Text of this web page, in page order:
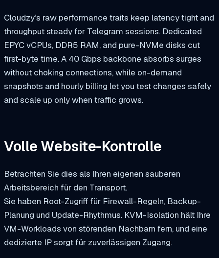
Cloudzy’s raw performance traits keep latency tight and
throughput steady for Telegram sessions. Dedicated
EPYC vCPUs, DDR5 RAM, and pure-NVMe disks cut
first-byte time. A 40 Gbps backbone absorbs surges
without choking connections, while on-demand
snapshots and hourly billing let you test changes safely
and scale up only when traffic grows.
Volle Website-Kontrolle
Betrachten Sie dies als Ihren eigenen sauberen
Arbeitsbereich für den Transport.
Sie haben Root-Zugriff für Firewall-Regeln, Backup-
Planung und Update-Rhythmus. KVM-Isolation hält Ihre
VM-Workloads von störenden Nachbarn fern, und eine
dedizierte IP sorgt für zuverlässigen Zugang.